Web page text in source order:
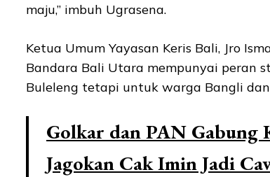
maju,” imbuh Ugrasena.
Ketua Umum Yayasan Keris Bali, Jro
Bandara Bali Utara mempunyai peran
Buleleng tetapi untuk warga Bangli dan
Golkar dan PAN Gabung
Jagokan Cak Imin Jadi